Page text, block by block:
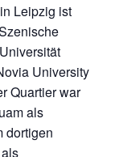
Leipzig ist
University
Quartier war
als
dortigen